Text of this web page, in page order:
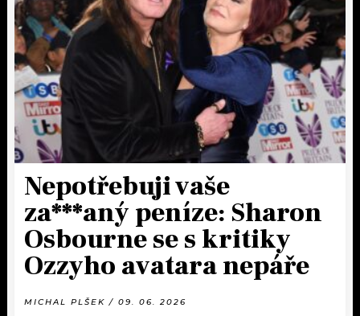
Nepotřebuji vaše
za***aný peníze: Sharon
Osbourne se s kritiky
Ozzyho avatara nepáře
MICHAL PLŠEK / 09. 06. 2026